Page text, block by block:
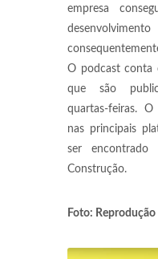
empresa
O podcast conta
que são
quartas-feiras.
nas principais
ser
Construção.
Foto: